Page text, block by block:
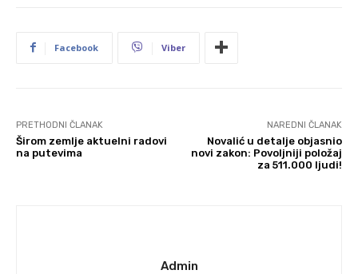
Facebook Viber
PRETHODNI ČLANAK
Širom zemlje aktuelni radovi
na putevima
NAREDNI ČLANAK
Novalić u detalje objasnio
novi zakon: Povoljniji položaj
za 511.000 ljudi!
Admin